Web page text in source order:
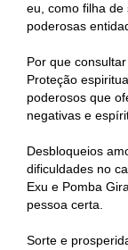
eu, como filha de
poderosas
Por que
Proteção
poderosos que
negativas e
Desbloqueios
dificuldades no
Exu e Pomba
pessoa certa.
Sorte e